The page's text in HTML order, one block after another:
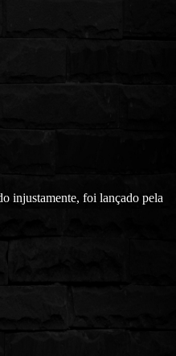
injustamente, foi lançado pela